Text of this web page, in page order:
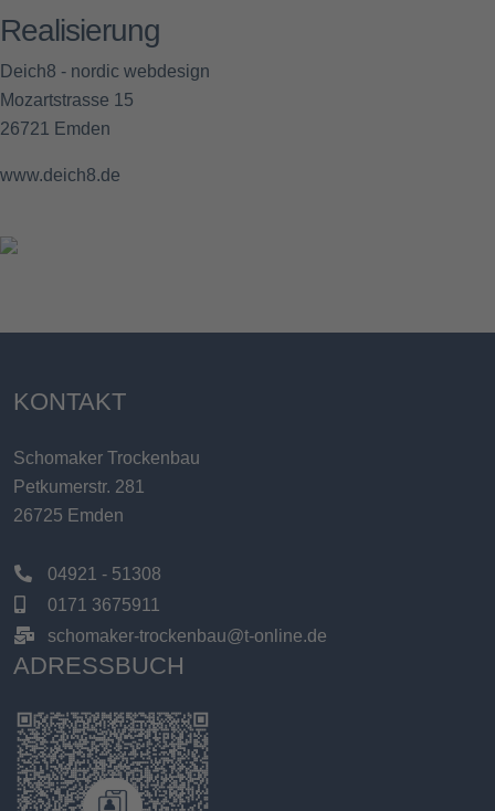
Realisierung
Deich8 - nordic webdesign
Mozartstrasse 15
26721 Emden
www.deich8.de
KONTAKT
Schomaker Trockenbau
Petkumerstr. 281
26725 Emden
04921 - 51308
0171 3675911
schomaker-trockenbau@t-online.de
ADRESSBUCH